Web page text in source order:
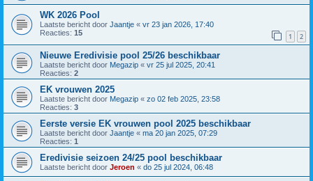
WK 2026 Pool
Laatste bericht door Jaantje « vr 23 jan 2026, 17:40
Reacties: 15 1 2
Nieuwe Eredivisie pool 25/26 beschikbaar
Laatste bericht door Megazip « vr 25 jul 2025, 20:41
Reacties: 2
EK vrouwen 2025
Laatste bericht door Megazip « zo 02 feb 2025, 23:58
Reacties: 3
Eerste versie EK vrouwen pool 2025 beschikbaar
Laatste bericht door Jaantje « ma 20 jan 2025, 07:29
Reacties: 1
Eredivisie seizoen 24/25 pool beschikbaar
Laatste bericht door Jeroen « do 25 jul 2024, 06:48